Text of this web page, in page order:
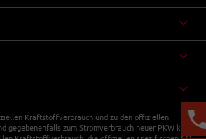
Kraftstoffverbrauch und zu den offiziellen
gegebenenfalls zum Stromverbrauch neuer PKW können